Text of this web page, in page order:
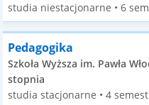
studia niestacjonarne • 6
Pedagogika
Szkoła Wyższa im. Pawła
stopnia
studia stacjonarne • 4